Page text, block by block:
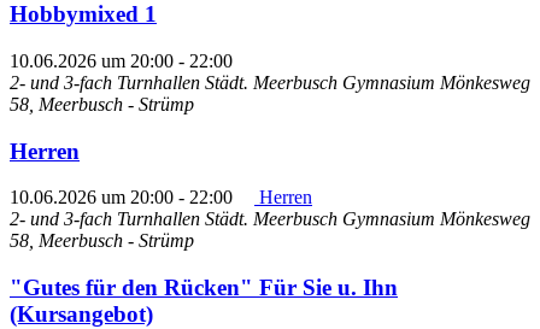
Hobbymixed 1
10.06.2026 um 20:00 - 22:00
2- und 3-fach Turnhallen Städt. Meerbusch Gymnasium Mönkesweg
58, Meerbusch - Strümp
Herren
10.06.2026 um 20:00 - 22:00
Herren
2- und 3-fach Turnhallen Städt. Meerbusch Gymnasium Mönkesweg
58, Meerbusch - Strümp
"Gutes für den Rücken" Für Sie u. Ihn
(Kursangebot)